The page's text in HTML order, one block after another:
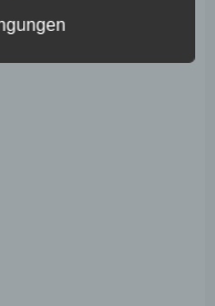
sind alle
Person (im
natürliche
zu einer